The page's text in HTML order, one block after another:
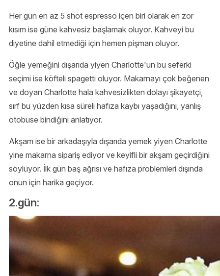
Her gün en az 5 shot espresso içen biri olarak en zor
kısım ise güne kahvesiz başlamak oluyor. Kahveyi bu
diyetine dahil etmediği için hemen pişman oluyor.
Öğle yemeğini dışarıda yiyen Charlotte'un bu seferki
seçimi ise köfteli spagetti oluyor. Makarnayı çok beğenen
ve doyan Charlotte hala kahvesizlikten dolayı şikayetçi,
sırf bu yüzden kısa süreli hafıza kaybı yaşadığını, yanlış
otobüse bindiğini anlatıyor.
Akşam ise bir arkadaşıyla dışarıda yemek yiyen Charlotte
yine makarna sipariş ediyor ve keyifli bir akşam geçirdiğini
söylüyor. İlk gün baş ağrısı ve hafıza problemleri dışında
onun için harika geçiyor.
2.gün: